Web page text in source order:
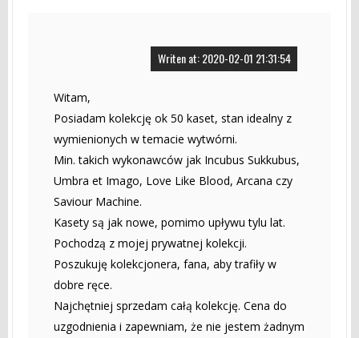
Writen at: 2020-02-01 21:31:54
Witam,
Posiadam kolekcję ok 50 kaset, stan idealny z
wymienionych w temacie wytwórni.
Min. takich wykonawców jak Incubus Sukkubus,
Umbra et Imago, Love Like Blood, Arcana czy
Saviour Machine.
Kasety są jak nowe, pomimo upływu tylu lat.
Pochodzą z mojej prywatnej kolekcji.
Poszukuję kolekcjonera, fana, aby trafiły w
dobre ręce.
Najchętniej sprzedam całą kolekcję. Cena do
uzgodnienia i zapewniam, że nie jestem żadnym